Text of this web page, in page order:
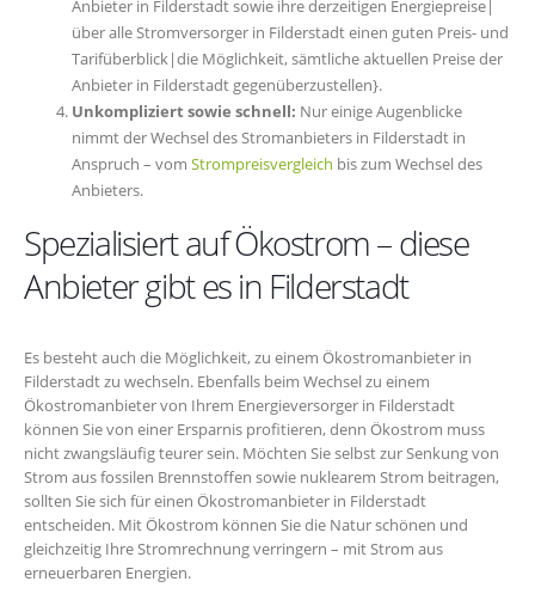
Anbieter in Filderstadt sowie ihre derzeitigen Energiepreise|
über alle Stromversorger in Filderstadt einen guten Preis- und
Tarifüberblick|die Möglichkeit, sämtliche aktuellen Preise der
Anbieter in Filderstadt gegenüberzustellen}.
Unkompliziert sowie schnell: Nur einige Augenblicke
nimmt der Wechsel des Stromanbieters in Filderstadt in
Anspruch – vom Strompreisvergleich bis zum Wechsel des
Anbieters.
Spezialisiert auf Ökostrom – diese
Anbieter gibt es in Filderstadt
Es besteht auch die Möglichkeit, zu einem Ökostromanbieter in
Filderstadt zu wechseln. Ebenfalls beim Wechsel zu einem
Ökostromanbieter von Ihrem Energieversorger in Filderstadt
können Sie von einer Ersparnis profitieren, denn Ökostrom muss
nicht zwangsläufig teurer sein. Möchten Sie selbst zur Senkung von
Strom aus fossilen Brennstoffen sowie nuklearem Strom beitragen,
sollten Sie sich für einen Ökostromanbieter in Filderstadt
entscheiden. Mit Ökostrom können Sie die Natur schönen und
gleichzeitig Ihre Stromrechnung verringern – mit Strom aus
erneuerbaren Energien.